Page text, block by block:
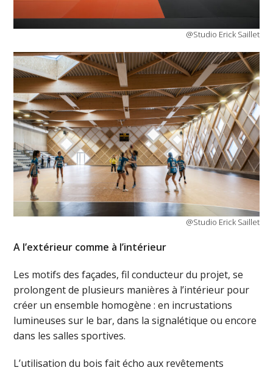
@Studio Erick Saillet
@Studio Erick Saillet
A l’extérieur comme à l’intérieur
Les motifs des façades, fil conducteur du projet, se
prolongent de plusieurs manières à l’intérieur pour
créer un ensemble homogène : en incrustations
lumineuses sur le bar, dans la signalétique ou encore
dans les salles sportives.
L’utilisation du bois fait écho aux revêtements